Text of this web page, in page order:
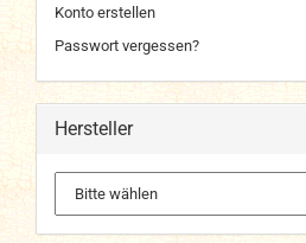
Konto erstellen
Passwort vergessen?
Hersteller